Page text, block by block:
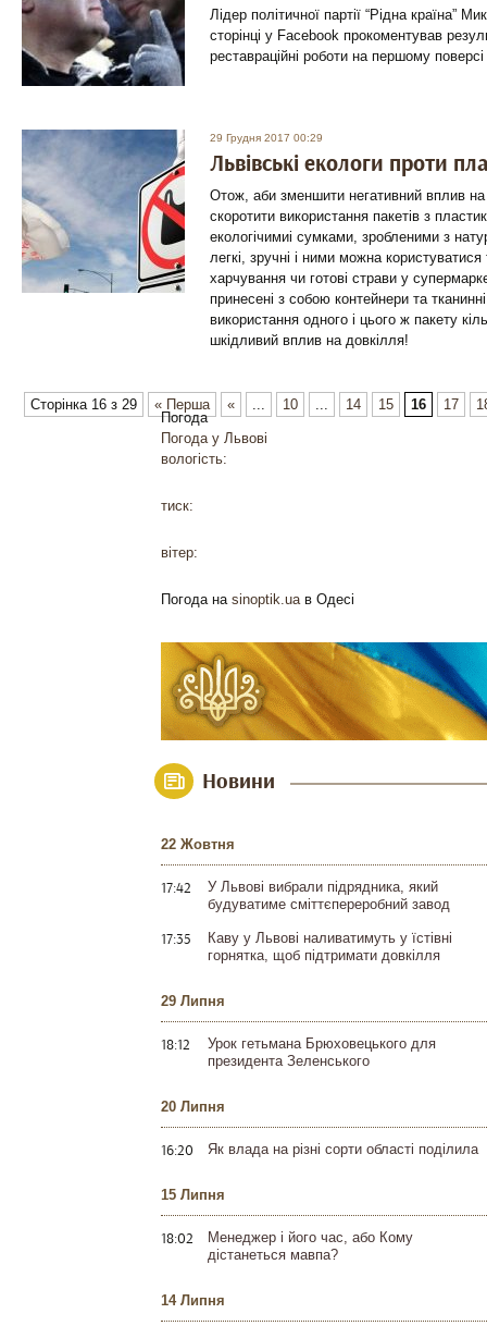
Лідер політичної партії “Рідна країна”
сторінці у Facebook прокоментував
реставраційні роботи на першому
29 Грудня 2017 00:29
Львівські екологи проти
Отож, аби зменшити негативний вплив на
скоротити використання пакетів з
екологічимиі сумками, зробленими з
легкі, зручні і ними можна
харчування чи готові страви у
принесені з собою контейнери та
використання одного і цього ж пакету
шкідливий вплив на довкілля!
Сторінка 16 з 29 « Перша « ... 10 ... 14 15 16 17
Погода
Погода у Львові
вологість:
тиск:
вітер:
Погода на sinoptik.uaв Одесі
Новини
22 Жовтня
17:42
У Львові вибрали підрядника, який
будуватиме сміттєпереробний завод
17:35
Каву у Львові наливатимуть у їстівні
горнятка, щоб підтримати довкілля
29 Липня
18:12
Урок гетьмана Брюховецького для
президента Зеленського
20 Липня
16:20 Як влада на різні сорти області поділила
15 Липня
18:02
Менеджер і його час, або Кому
дістанеться мавпа?
14 Липня